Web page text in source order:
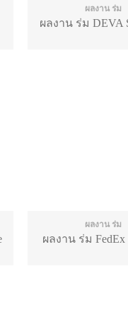
ผลงาน ร่ม
ผลงาน ร่ม DEVA
ผลงาน ร่ม
ผลงาน ร่ม FedEx